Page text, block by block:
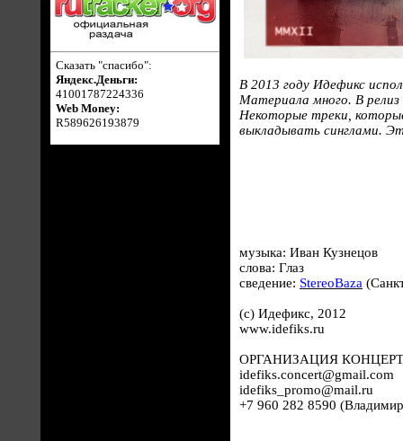
Сказать "спасибо":
Яндекс.Деньги:
41001787224336
Web Money:
R589626193879
В 2013 году Идефикс
Материала много. В
Некоторые треки,
выкладывать синглами.
музыка: Иван Кузнецов
слова: Глаз
сведение: StereoBaza
(c) Идефикс, 2012
www.idefiks.ru
ОРГАНИЗАЦИЯ
idefiks.concert@gmail.com
idefiks_promo@mail.ru
+7 960 282 8590